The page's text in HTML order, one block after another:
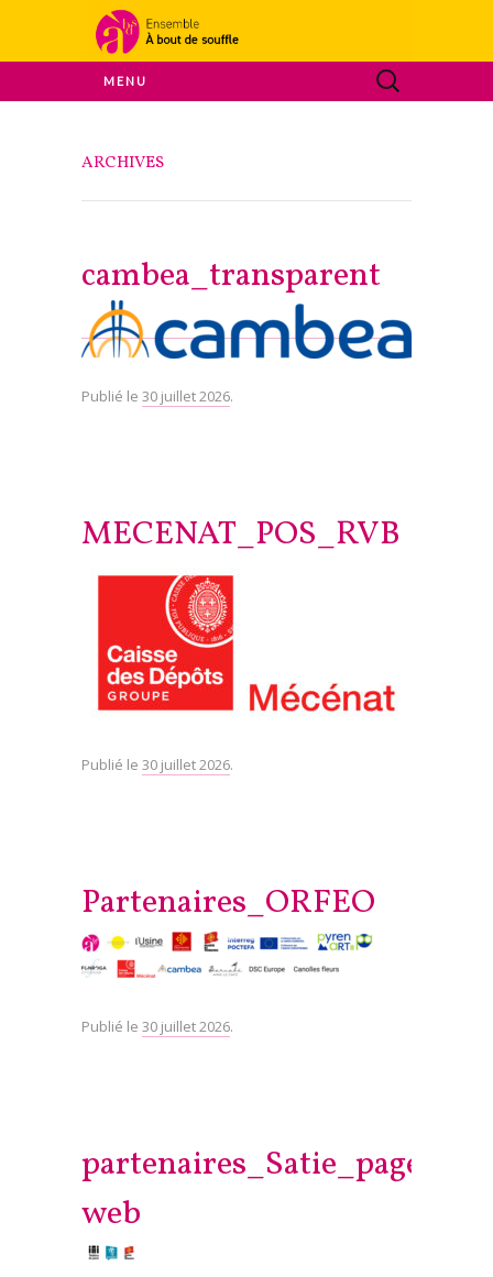
souffle
MENU
ARCHIVES
cambea_transparent
Publié le 30 juillet 2026.
MECENAT_POS_RVB
Publié le 30 juillet 2026.
Partenaires_ORFEO
Publié le 30 juillet 2026.
partenaires_Satie_page-
web